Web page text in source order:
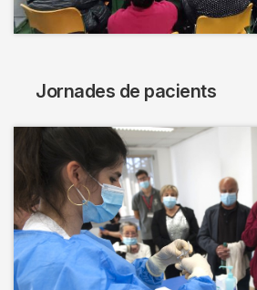
Jornades de pacients
Imagen